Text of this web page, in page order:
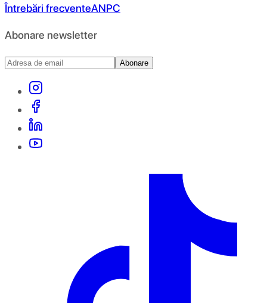
Întrebări frecventeANPC
Abonare newsletter
Abonare